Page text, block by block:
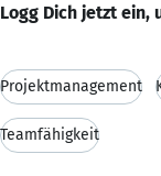
Logg Dich jetzt ein,
Projektmanagement
Teamfähigkeit